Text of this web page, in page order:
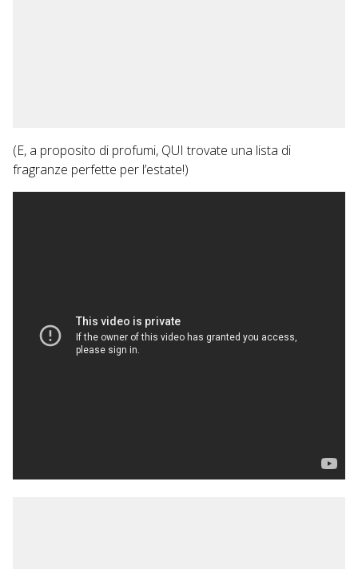
(E, a proposito di profumi, QUI trovate una lista di
fragranze perfette per l’estate!)